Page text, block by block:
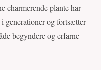
charmerende plante har
generationer og fortsætter
begyndere og erfarne